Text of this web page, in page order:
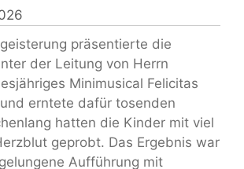
präsentierte die
der Leitung von Herrn
Minimusical Felicitas
erntete dafür tosenden
hatten die Kinder mit viel
geprobt. Das Ergebnis war
Aufführung mit